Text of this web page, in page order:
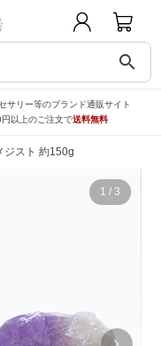
search
サリー等のブランド通販サイト
以上のご注文で送料無料
ジスト 約150g
1 / 3